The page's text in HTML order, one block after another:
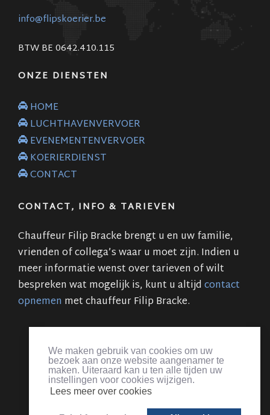
We maken gebruik van cookies om uw
bezoek aan onze website aangenamer te
maken. Uiteraard kan u ten alle tijden uw
instellingen voor cookies wijzigen.
Lees meer over cookies
info@flipskoerier.be
BTW BE 0642.410.115
ONZE DIENSTEN
HOME
LUCHTHAVENVERVOER
EVENEMENTENVERVOER
KOERIERDIENST
CONTACT
CONTACT, INFO & TARIEVEN
Chauffeur Filip Bracke brengt u en uw familie,
vrienden of collega’s waar u moet zijn. Indien u
meer informatie wenst over tarieven of wilt
bespreken wat mogelijk is, kunt u altijdcontact
opnemen met chauffeur Filip Bracke.
pakjesdienst,chauffeur&Taxi Zaffelare|luchthavenvervoer
Zaventem luchthaven,Charleroi,Oostende,Deurne,Luik
Amsterdam,Eindhoven,Aken,Düsseldorf,Parijs|Koerier
Chauffeur evenementen|Lokeren,Lochristi,Gent
Beervelde ,Evergem,Ertvelde,Wippelgem
Destelbergen, ...